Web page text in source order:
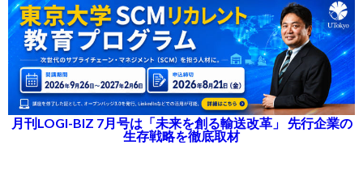
月刊LOGI-BIZ 7月号は「未来を創る輸送改革」 先行企業の
生存戦略を徹底取材